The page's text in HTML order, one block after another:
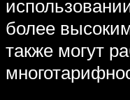
более
также могут